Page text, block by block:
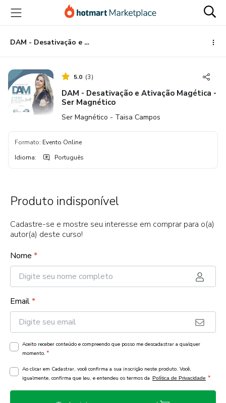
para
conteúdo
principal
para
pagamento
para
rodapé
DAM - Desativação e Ativação Magética - Ser Magnético
5.0 (3)
DAM - Desativação e Ativação Magética -
Ser Magnético
Ser Magnético - Taisa Campos
Formato: Evento Online
Idioma: Português
Produto indisponível
Cadastre-se e mostre seu interesse em comprar para o(a)
autor(a) deste curso!
Nome *
Email*
Aceito receber conteúdo e compreendo que posso me descadastrar a qualquer
momento. *
Ao clicar em Cadastrar, você confirma a sua inscrição neste produto. Você,
igualmente, confirma que leu, e entendeu os termos da Política de Privacidade *